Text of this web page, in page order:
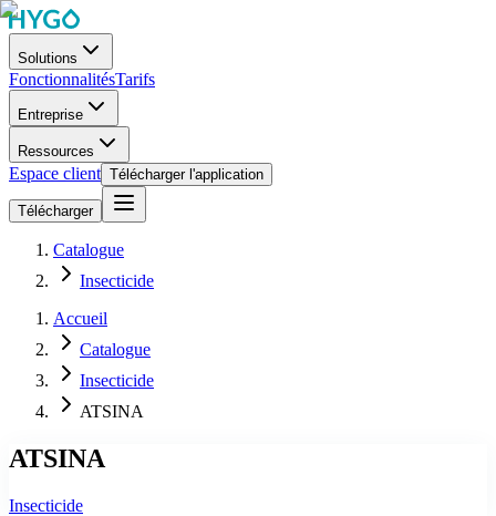
Solutions
FonctionnalitésTarifs
Entreprise
Ressources
Espace client Télécharger l'application
Télécharger
Catalogue
Insecticide
Accueil
Catalogue
Insecticide
ATSINA
ATSINA
Insecticide